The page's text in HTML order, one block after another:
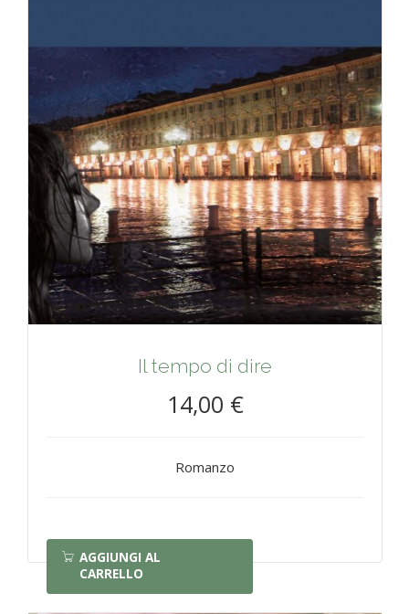
Il tempo di dire
14,00 €
Romanzo
AGGIUNGI AL
CARRELLO